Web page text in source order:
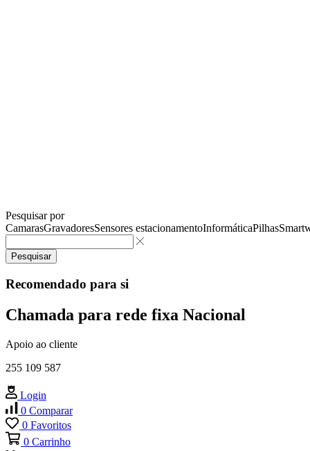
Pesquisar por
CamarasGravadoresSensores estacionamentoInformáticaPilhas
Pesquisar
Recomendado para si
Chamada para rede fixa Nacional
Apoio ao cliente
255 109 587
Login
0 Comparar
0 Favoritos
0 Carrinho